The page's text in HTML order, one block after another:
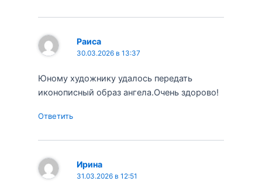
Раиса
30.03.2026 в 13:37
Юному художнику удалось передать
иконописный образ ангела.Очень здорово!
Ответить
Ирина
31.03.2026 в 12:51